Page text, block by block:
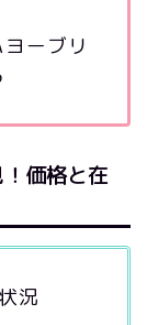
ーブリ
価格と在
況